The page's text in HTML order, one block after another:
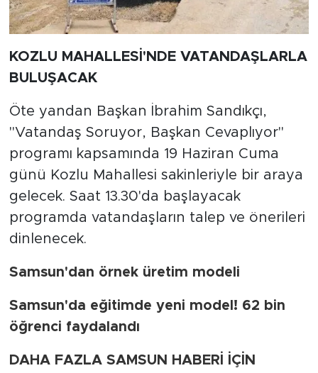
KOZLU MAHALLESİ'NDE VATANDAŞLARLA
BULUŞACAK
Öte yandan Başkan İbrahim Sandıkçı,
"Vatandaş Soruyor, Başkan Cevaplıyor"
programı kapsamında 19 Haziran Cuma
günü Kozlu Mahallesi sakinleriyle bir araya
gelecek. Saat 13.30'da başlayacak
programda vatandaşların talep ve önerileri
dinlenecek.
Samsun'dan örnek üretim modeli
Samsun'da eğitimde yeni model! 62 bin
öğrenci faydalandı
DAHA FAZLA SAMSUN HABERİ İÇİN